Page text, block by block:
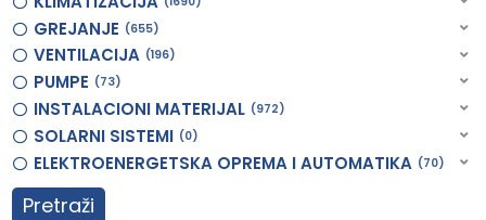
GREJANJE 655
VENTILACIJA 196
PUMPE 73
INSTALACIONI MATERIJAL 972
SOLARNI SISTEMI 0
ELEKTROENERGETSKA OPREMA I AUTOMATIKA 70
Pretraži